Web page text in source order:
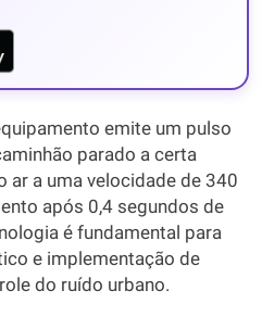
emite um pulso
parado a certa
ar a uma velocidade de 340
após 0,4 segundos de
é fundamental para
e implementação de
do ruído urbano.